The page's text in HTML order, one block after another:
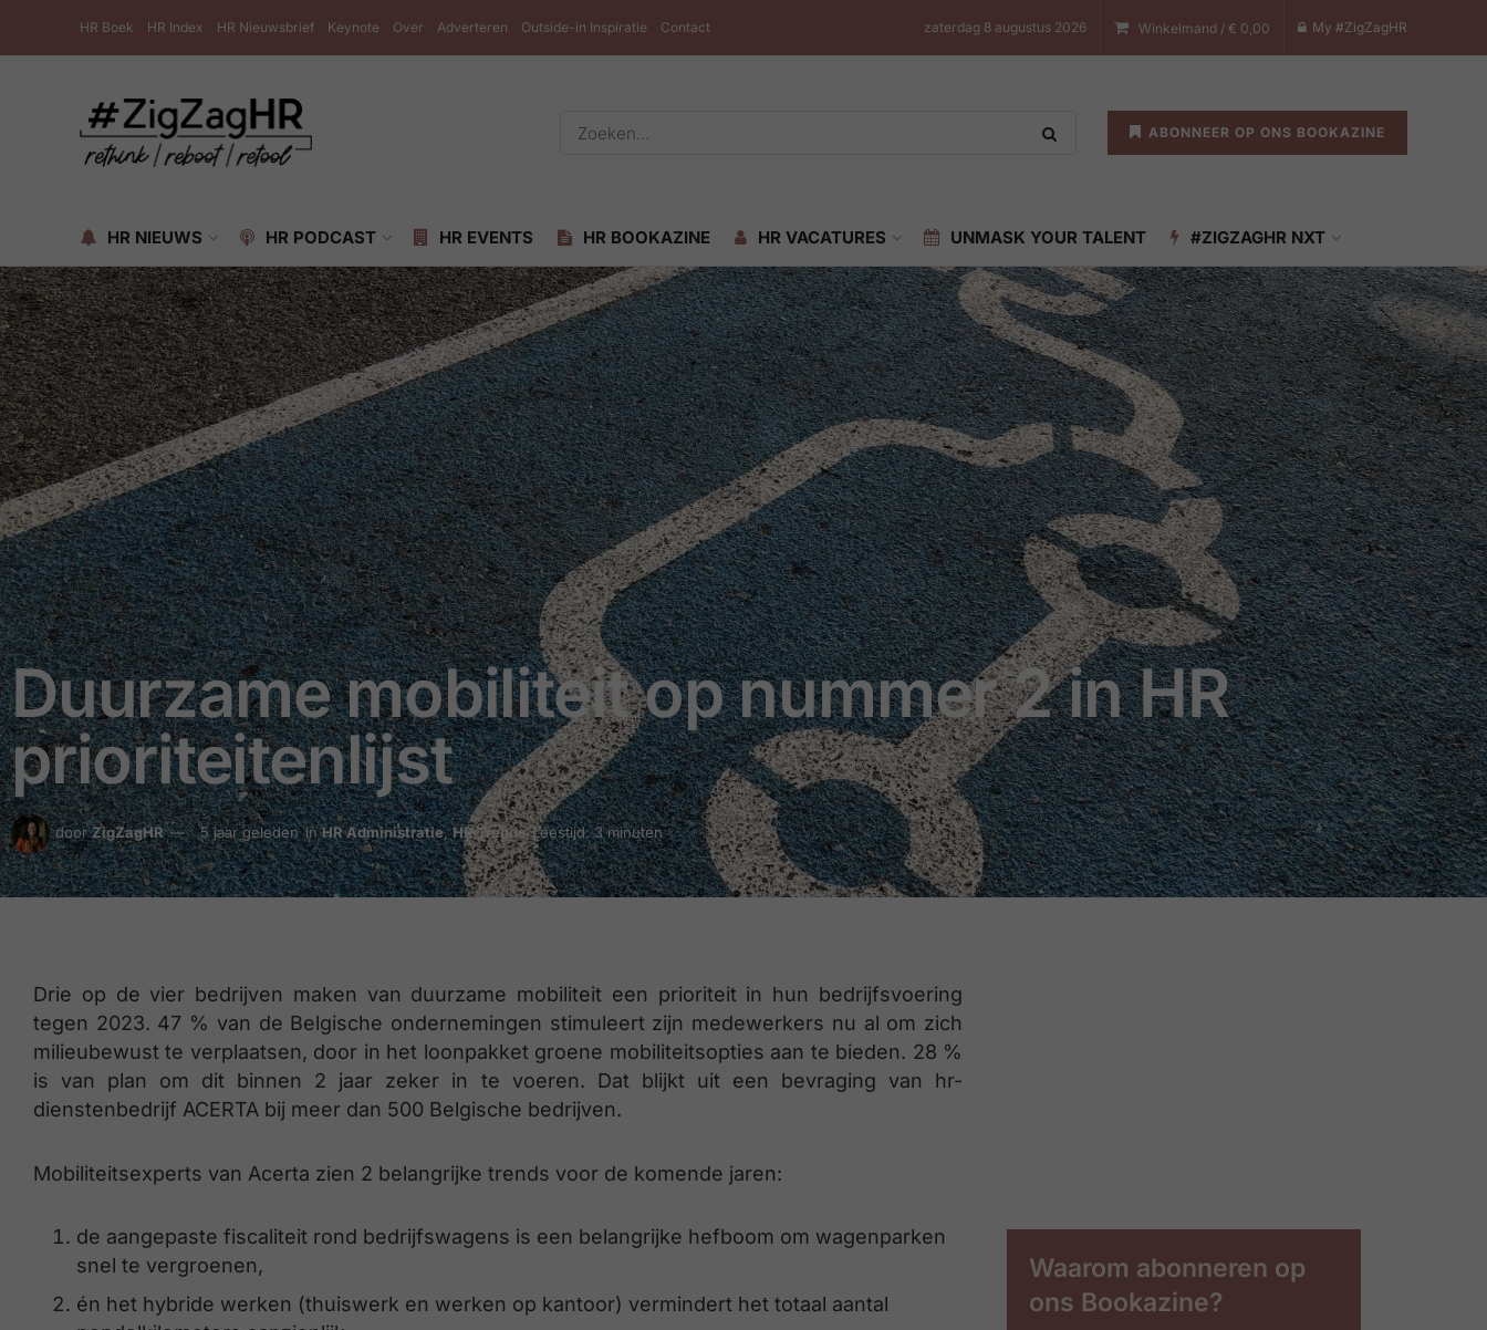
HR Boek HR Index HR Nieuwsbrief Keynote Over Adverteren Outside-in Inspiratie Contact zaterdag 8 augustus 2026 Winkelmand / € 0,00 My #ZigZagHR
ABONNEER OP ONS BOOKAZINE
HR NIEUWS HR PODCAST HR EVENTS HR BOOKAZINE HR VACATURES UNMASK YOUR TALENT #ZIGZAGHR NXT
Duurzame mobiliteit op nummer 2 in HR
prioriteitenlijst
doorZigZagHR 5 jaar geleden in HR Administratie,HR Trends Leestijd: 3 minuten
Drie op de vier bedrijven maken van duurzame mobiliteit een prioriteit in hun bedrijfsvoering
tegen 2023. 47 % van de Belgische ondernemingen stimuleert zijn medewerkers nu al om zich
milieubewust te verplaatsen, door in het loonpakket groene mobiliteitsopties aan te bieden. 28 %
is van plan om dit binnen 2 jaar zeker in te voeren. Dat blijkt uit een bevraging van hr-
dienstenbedrijf ACERTA bij meer dan 500 Belgische bedrijven.
Mobiliteitsexperts van Acerta zien 2 belangrijke trends voor de komende jaren:
de aangepaste fiscaliteit rond bedrijfswagens is een belangrijke hefboom om wagenparken
snel te vergroenen,
én het hybride werken (thuiswerk en werken op kantoor) vermindert het totaal aantal
Waarom abonneren op
ons Bookazine?